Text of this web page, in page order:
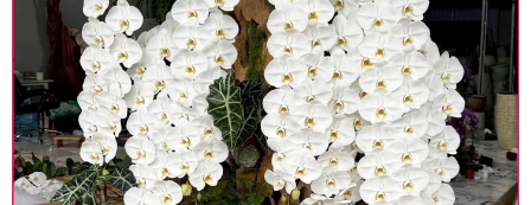
Lưu ý trước khi đặt hàng
• Về cây hoa: Một chậu hoa lan hồ điệp đẹp và
hoàn chỉnh sẽ được phối ghép từ nhiều cây hoa
và tạo dáng hoàn toàn thủ công nên có thể sẽ
khác nhau đôi chút giữa sản phẩm thực tế và